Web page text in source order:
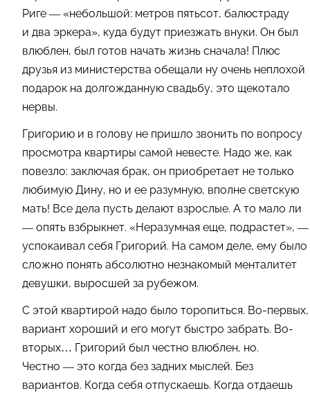
Риге — «небольшой: метров пятьсот, балюстраду
и два эркера», куда будут приезжать внуки. Он был
влюблен, был готов начать жизнь сначала! Плюс
друзья из министерства обещали ну очень неплохой
подарок на долгожданную свадьбу, это щекотало
нервы.
Григорию и в голову не пришло звонить по вопросу
просмотра квартиры самой невесте. Надо же, как
повезло: заключая брак, он приобретает не только
любимую Дину, но и ее разумную, вполне светскую
мать! Все дела пусть делают взрослые. А то мало ли
— опять взбрыкнет. «Неразумная еще, подрастет», —
успокаивал себя Григорий. На самом деле, ему было
сложно понять абсолютно незнакомый менталитет
девушки, выросшей за рубежом.
С этой квартирой надо было торопиться. Во-первых,
вариант хороший и его могут быстро забрать. Во-
вторых… Григорий был честно влюблен, но.
Честно — это когда без задних мыслей. Без
вариантов. Когда себя отпускаешь. Когда отдаешь